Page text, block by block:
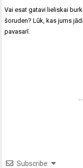
Vai esat gatavi lieliskai
šoruden? Lūk, kas jums
pavasarī.
Subscribe